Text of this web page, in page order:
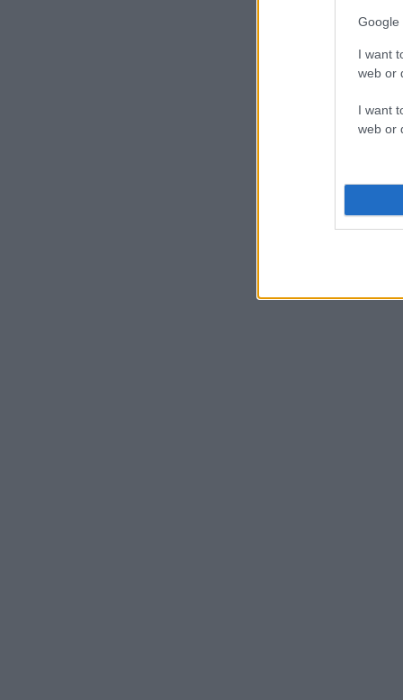
Google
I want
web or
I want
web or